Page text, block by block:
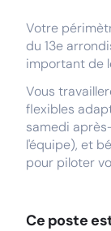
Votre
du 13e
important de
Vous
flexibles
samedi
l'équipe), et
pour piloter
Ce poste